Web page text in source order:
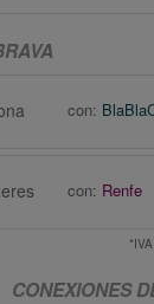
con:
con: Renfe
CONEXIONES